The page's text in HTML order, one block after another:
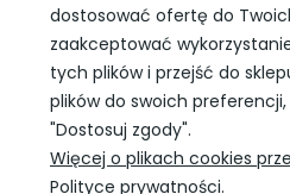
INFORMACJE
SLEDŹ NAS W
dostosować ofertę do
zaakceptować
tych plików i przejść do
plików do swoich
"Dostosuj zgody".
Więcej o plikach cookies
Polityce prywatności.